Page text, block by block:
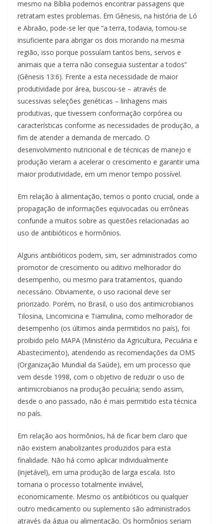
mesmo na Bíblia podemos encontrar passagens que
retratam estes problemas. Em Gênesis, na história de Ló
e Abraão, pode-se ler que “a terra, todavia, tornou-se
insuficiente para abrigar os dois morando na mesma
região, isso porque possuíam tantos bens, servos e
animais que a terra não conseguia sustentar a todos”
(Gênesis 13:6). Frente a esta necessidade de maior
produtividade por área, buscou-se – através de
sucessivas seleções genéticas – linhagens mais
produtivas, que tivessem conformação corpórea ou
características conforme as necessidades de produção, a
fim de atender a demanda de mercado. O
desenvolvimento nutricional e de técnicas de manejo e
produção vieram a acelerar o crescimento e garantir uma
maior produtividade, em um menor tempo possível.
Em relação à alimentação, temos o ponto crucial, onde a
propagação de informações equivocadas ou errôneas
confunde a muitos sobre as questões relacionadas ao
uso de antibióticos e hormônios.
Alguns antibióticos podem, sim, ser administrados como
promotor de crescimento ou aditivo melhorador do
desempenho, ou mesmo para tratamentos, quando
necessário. Obviamente, o uso racional deve ser
priorizado. Porém, no Brasil, o uso dos antimicrobianos
Tilosina, Lincomicina e Tiamulina, como melhorador de
desempenho (os últimos ainda permitidos no país), foi
proibido pelo MAPA (Ministério da Agricultura, Pecuária e
Abastecimento), atendendo as recomendações da OMS
(Organização Mundial da Saúde), em um processo que
vem desde 1998, com o objetivo de reduzir o uso de
antimicrobianos na produção pecuária; sendo assim,
desde o ano passado, não é mais permitido esta técnica
no país.
Em relação aos hormônios, há de ficar bem claro que
não existem anabolizantes produzidos para esta
finalidade. Não há como aplicar individualmente
(injetável), em uma produção de larga escala. Isto
tornaria o processo totalmente inviável,
economicamente. Mesmo os antibióticos ou qualquer
outro medicamento ou suplemento são administrados
através da água ou alimentação. Os hormônios seriam